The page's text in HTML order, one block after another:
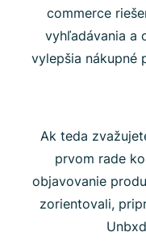
commerce
vyhľadávania a
vylepšia nákupné
Ak teda
prvom rade
objavovanie
zorientovali,